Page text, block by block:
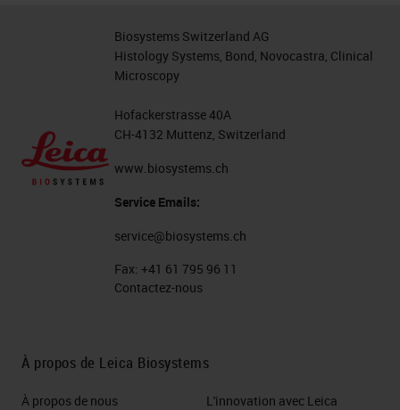
Biosystems Switzerland AG
Histology Systems, Bond, Novocastra, Clinical
Microscopy
Hofackerstrasse 40A
CH-4132 Muttenz, Switzerland
www.biosystems.ch
Service Emails:
service@biosystems.ch
Fax: +41 61 795 96 11
Contactez-nous
À propos de Leica Biosystems
À propos de nous
L'innovation avec Leica